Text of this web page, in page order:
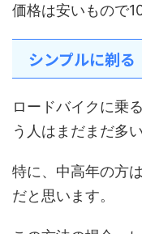
価格は安いもので
シンプルに剃る
ロードバイクに乗
う人はまだまだ多
特に、中高年の方
だと思います。